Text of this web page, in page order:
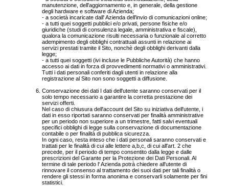
manutenzione, dell'aggiornamento e, in generale, della gestione
degli hardware e software di Azienda;
- a società incaricate dall' Azienda dell'invio di comunicazioni online;
- a tutti quei soggetti pubblici e/o privati, persone fisiche e/o
giuridiche (studi di consulenza legale, amministrativa e fiscale),
qualora la comunicazione risulti necessaria o funzionale al corretto
adempimento degli obblighi contrattuali assunti in relazione ai
servizi prestati tramite il Sito, nonchè degli obblighi derivanti dalla
legge;
- a tutti quei soggetti (ivi incluse le Pubbliche Autorità) che hanno
accesso ai dati in forza di provvedimenti normativi o amministrativi.
Tutti i dati personali conferiti dagli utenti in relazione alla
registrazione al Sito non sono soggetti a diffusione.
Conservazione dei dati I dati dell'utente saranno conservati per il
solo tempo necessario a garantire la corretta prestazione dei
servizi offerti.
Nel caso di chiusura dell'account del Sito su iniziativa dell'utente, i
dati in esso riportati saranno conservati per finalità amministrative
per un periodo non superiore a un trimestre, fatti salvi eventuali
specifici obblighi di legge sulla conservazione di documentazione
contabile o per finalità di pubblica sicurezza.
In ogni caso, resta inteso che i dati personali saranno conservati e
trattati per le finalità di cui alle lettere a,b,c, di cui all'art. 2 che
precede, per il periodo di tempo consentito dalla legge e dalle
prescrizioni del Garante per la Protezione dei Dati Personali. Al
termine di tale periodo l' Azienda potrà chiedere all'utente di
rinnovare il consenso al trattamento dei suoi dati per tali finalità o
rendere gli stessi in forma anonima e conservarli solamente per fini
statistici.